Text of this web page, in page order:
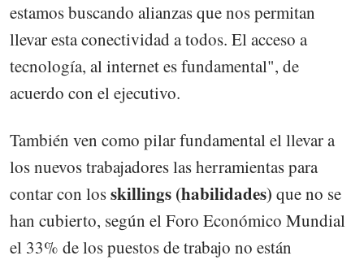
estamos buscando alianzas que nos permitan
llevar esta conectividad a todos. El acceso a
tecnología, al internet es fundamental", de
acuerdo con el ejecutivo.
También ven como pilar fundamental el llevar a
los nuevos trabajadores las herramientas para
contar con losskillings (habilidades) que no se
han cubierto, según el Foro Económico Mundial
el 33% de los puestos de trabajo no están